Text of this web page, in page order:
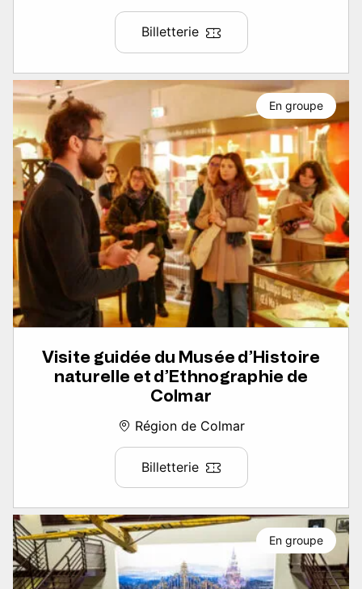
Billetterie
Visite guidée du Musée d’Histoire
naturelle et d’Ethnographie de
Colmar
Région de Colmar
Billetterie
En groupe
En groupe